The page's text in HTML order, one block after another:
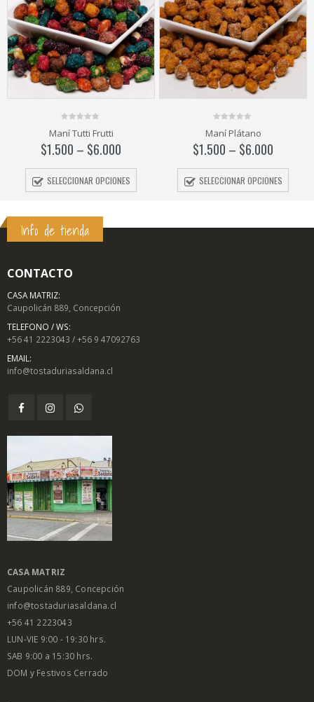
out
of
5
Maní Tutti Frutti
$1.500 – $6.000
SELECCIONAR OPCIONES
out
of
5
Maní Plátano
$1.500 – $6.000
SELECCIONAR OPCIONES
Info de tienda
CONTACTO
CASA MATRIZ:
Caupolicán 889, Concepción
TELEFONO / WS:
+56 41 2223043 / +56 9 47092763
EMAIL:
info@tostaduriasaldana.cl
CASA MATRIZ
Caupolicán 889, Concepción
info@tostaduriasaldana.cl
+56 41 2223043
LUN-VIE 9:00 - 19:30 hrs.
SAB 9:00 a 15:30 hrs.
DOM y Festivos Cerrado